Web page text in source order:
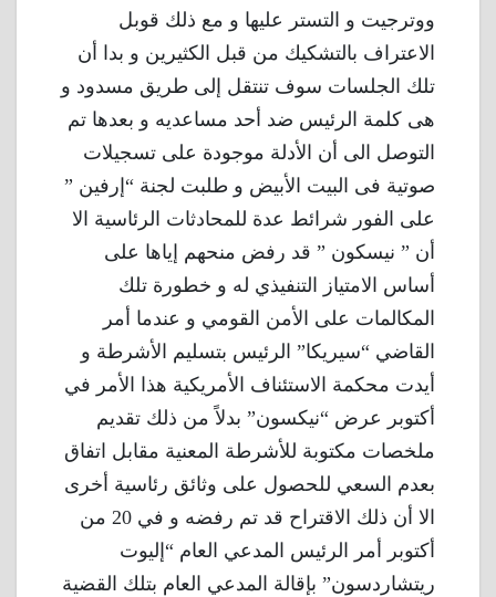
ووترجيت و التستر عليها و مع ذلك قوبل
الاعتراف بالتشكيك من قبل الكثيرين و بدا أن
تلك الجلسات سوف تنتقل إلى طريق مسدود و
هى كلمة الرئيس ضد أحد مساعديه و بعدها تم
التوصل الى أن الأدلة موجودة على تسجيلات
صوتية فى البيت الأبيض و طلبت لجنة “إرفين ”
على الفور شرائط عدة للمحادثات الرئاسية الا
أن ” نيسكون ” قد رفض منحهم إياها على
أساس الامتياز التنفيذي له و خطورة تلك
المكالمات على الأمن القومي و عندما أمر
القاضي “سيريكا” الرئيس بتسليم الأشرطة و
أيدت محكمة الاستئناف الأمريكية هذا الأمر في
أكتوبر عرض “نيكسون” بدلاً من ذلك تقديم
ملخصات مكتوبة للأشرطة المعنية مقابل اتفاق
بعدم السعي للحصول على وثائق رئاسية أخرى
الا أن ذلك الاقتراح قد تم رفضه و في 20 من
أكتوبر أمر الرئيس المدعي العام “إليوت
ريتشاردسون” بإقالة المدعي العام بتلك القضية